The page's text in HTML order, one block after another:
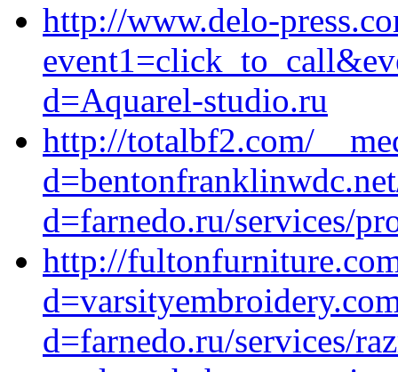
http://www.delo-
d=Aquarel-studio.ru
http://totalbf2.com/
d=farnedo.ru/services/
http://
d=farnedo.ru/services/